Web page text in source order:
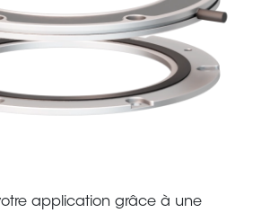
application grâce à une